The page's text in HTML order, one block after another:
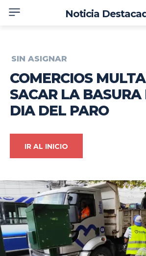
Noticia
SIN ASIGNAR
COMERCIOS
SACAR LA BASURA
DIA DEL PARO
IR AL INICIO